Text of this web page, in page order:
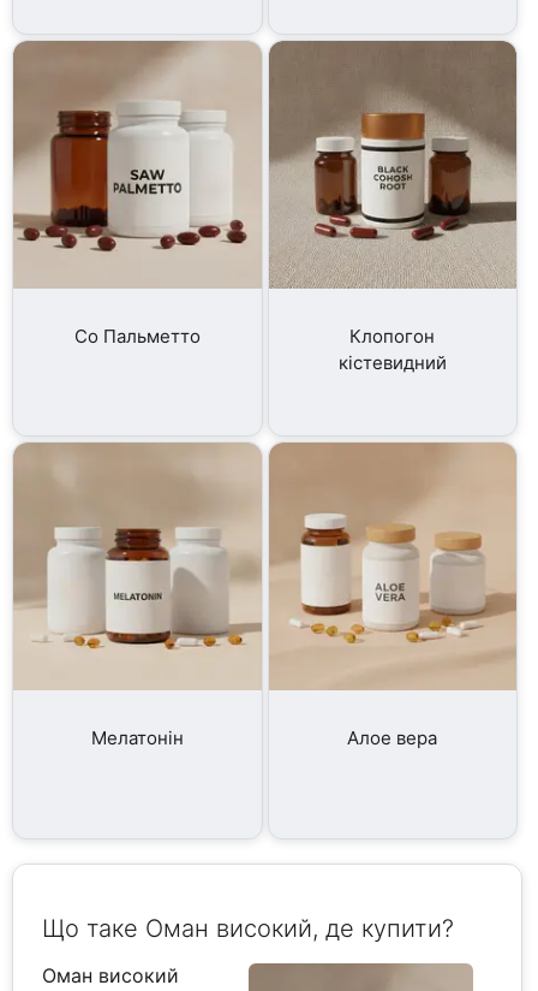
Со Пальметто
Клопогон
кістевидний
Мелатонін Алое вера
Що таке Оман високий, де купити?
Оман високий